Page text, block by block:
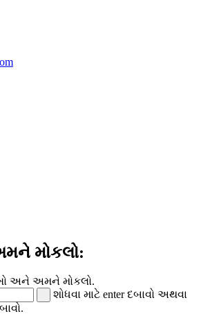
મોકલો:
અને અમને મોકલો.
શોધવા માટે enter દબાવો અથવા